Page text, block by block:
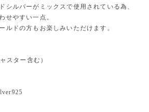
シルバーがミックスで使用されている為、
せやすい一点。
ルドの方もお楽しみいただけます。
スター含む）